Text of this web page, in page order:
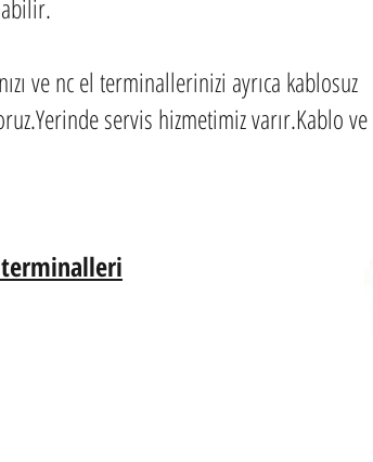
ve nc el terminallerinizi ayrıca kablosuz
servis hizmetimiz varır.Kablo ve
terminalleri